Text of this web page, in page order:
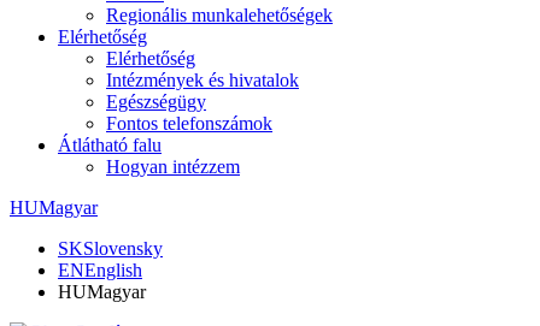
Regionális munkalehetőségek
Elérhetőség
Elérhetőség
Intézmények és hivatalok
Egészségügy
Fontos telefonszámok
Átlátható falu
Hogyan intézzem
HUMagyar
SKSlovensky
ENEnglish
HUMagyar